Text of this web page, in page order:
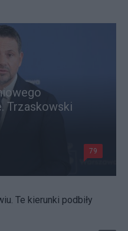
Trzaskowski
79
Te kierunki podbiły